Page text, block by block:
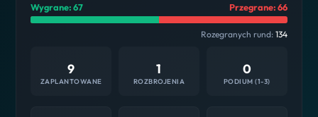
Wygrane: 67 Przegrane: 66
Rozegranych rund: 134
9
ZAPLANTOWANE
1
ROZBROJENIA
0
PODIUM (1-3)